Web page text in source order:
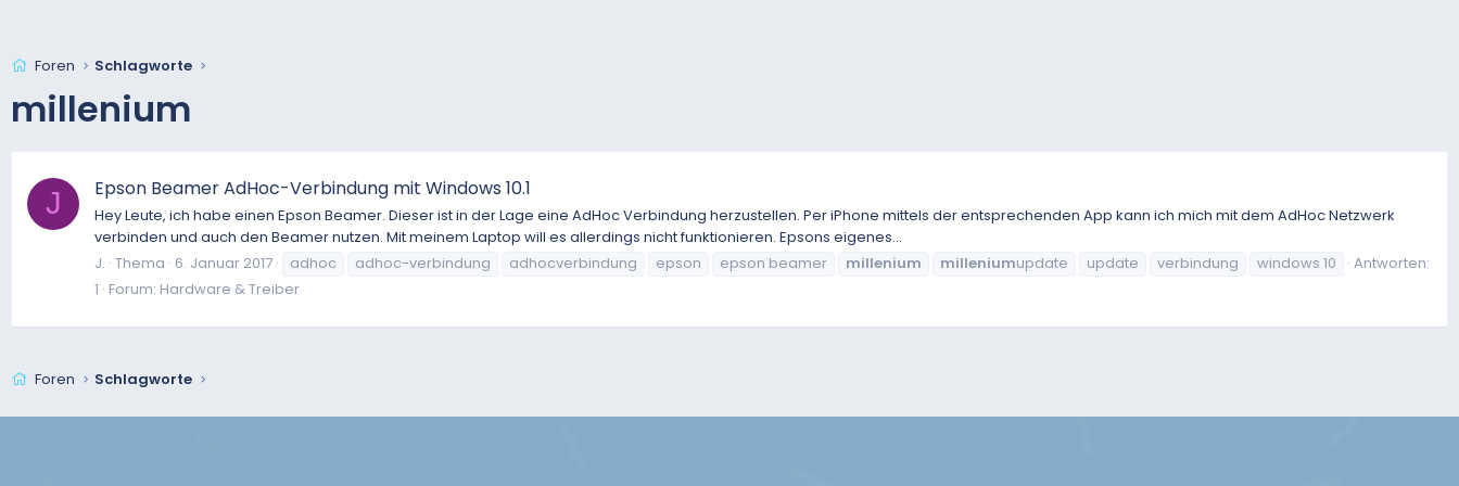
Foren Schlagworte
millenium
J Epson Beamer AdHoc-Verbindung mit Windows 10.1
Hey Leute, ich habe einen Epson Beamer. Dieser ist in der Lage eine AdHoc Verbindung herzustellen. Per iPhone mittels der entsprechenden App kann ich mich mit dem AdHoc Netzwerk
verbinden und auch den Beamer nutzen. Mit meinem Laptop will es allerdings nicht funktionieren. Epsons eigenes...
J. Thema 6. Januar 2017 adhoc adhoc-verbindung adhocverbindung epson epson beamer millenium milleniumupdate update verbindung windows 10
Antworten:
1 Forum: Hardware & Treiber
Foren Schlagworte